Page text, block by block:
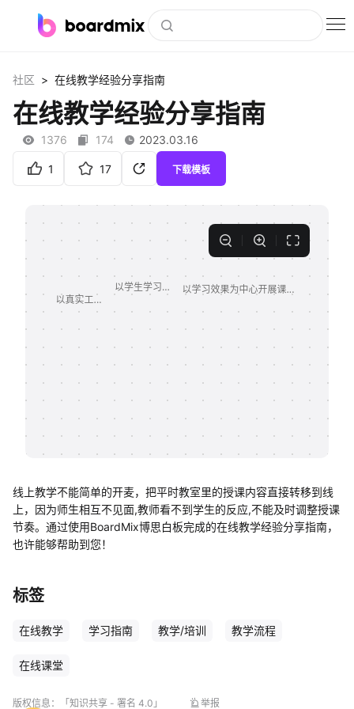
社区资源
下载
会员
私有化部署
支持
社区 > 在线教学经验分享指南
在线教学经验分享指南
1376 174 2023.03.16
1 17 下载模板
线上教学不能简单的开麦，把平时教室里的授课内容直接转移到线
上，因为师生相互不见面,教师看不到学生的反应,不能及时调整授课
节奏。通过使用BoardMix博思白板完成的在线教学经验分享指南，
也许能够帮助到您！
标签
在线教学 学习指南 教学/培训 教学流程
在线课堂
版权信息： 「知识共享 - 署名 4.0」 举报